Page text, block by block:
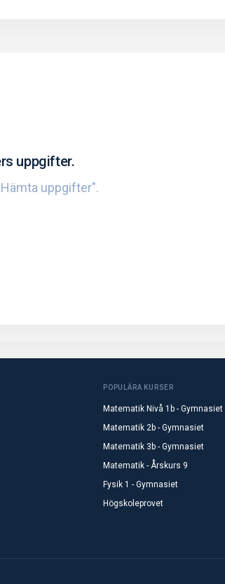
uppgifter.
uppgifter".
POPULÄRA KURSER
Matematik Nivå 1b - Gymnasiet
Matematik 2b - Gymnasiet
Matematik 3b - Gymnasiet
Matematik - Årskurs 9
Fysik 1 - Gymnasiet
Högskoleprovet